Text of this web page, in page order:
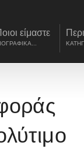
είμαστε